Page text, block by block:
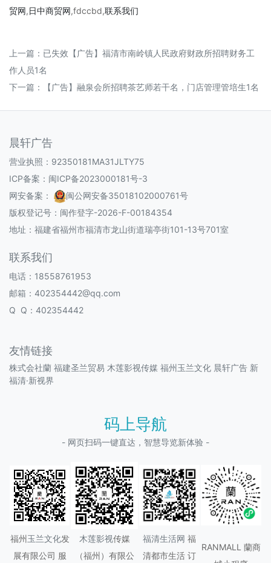
贸网,日中商贸网,fdccbd,联系我们
上一篇： 已失效【广告】福清市南岭镇人民政府财政所招聘财务工
作人员1名
下一篇：
【广告】融泉会所招聘茶艺师若干名，门店管理管培生1名
晨轩广告
营业执照：92350181MA31JLTY75
ICP备案： 闽ICP备2023000181号-3
网安备案：
闽公网安备35018102000761号
版权登记号： 闽作登字-2026-F-00184354
地址：福建省福州市福清市龙山街道瑞亭街101-13号701室
联系我们
电话：18558761953
邮箱：402354442@qq.com
Q Q：402354442
友情链接
株式会社蘭 福建圣兰贸易 木莲影视传媒 福州玉兰文化 晨轩广告 新
福清·新视界
码上导航
- 网页扫码一键直达，智慧导览新体验 -
福州玉兰文化发
展有限公司 服
木莲影视传媒
（福州）有限公
福清生活网 福
清都市生活 订
RANMALL 蘭商